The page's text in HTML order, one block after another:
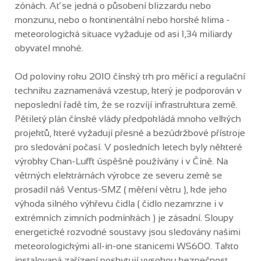
zónách. Ať se jedná o působení blizzardu nebo
monzunu, nebo o kontinentální nebo horské klima -
meteorologická situace vyžaduje od asi 1,34 miliardy
obyvatel mnohé.
Od poloviny roku 2010 čínský trh pro měřicí a regulační
techniku zaznamenává vzestup, který je podporován v
neposlední řadě tím, že se rozvíjí infrastruktura země.
Pětiletý plán čínské vlády předpokládá mnoho velkých
projektů, které vyžadují přesné a bezúdržbové přístroje
pro sledování počasí. V posledních letech byly některé
výrobky Chan-Lufft úspěšně používány i v Číně. Na
větrných elektrárnách výrobce ze severu země se
prosadil náš Ventus-SMZ ( měření větru ), kde jeho
výhoda silného výhřevu čidla ( čidlo nezamrzne i v
extrémních zimních podmínkách ) je zásadní. Sloupy
energetické rozvodné soustavy jsou sledovány našimi
meteorologickými all-in-one stanicemi WS600. Takto